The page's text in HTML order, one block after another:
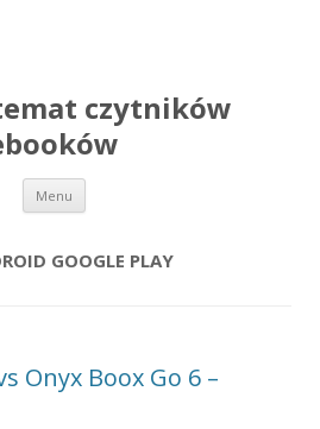
czytników
Menu Przejdź do treści
GOOGLE PLAY
Onyx Boox Go 6 –